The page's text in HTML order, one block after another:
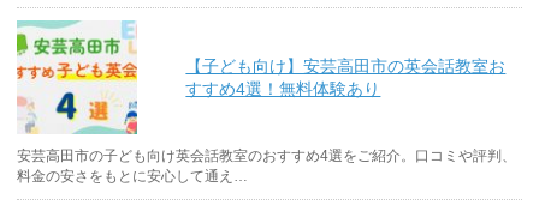
【子ども向け】安芸高田市の英会話教室お
すすめ4選！無料体験あり
安芸高田市の子ども向け英会話教室のおすすめ4選をご紹介。口コミや評判、
料金の安さをもとに安心して通え…